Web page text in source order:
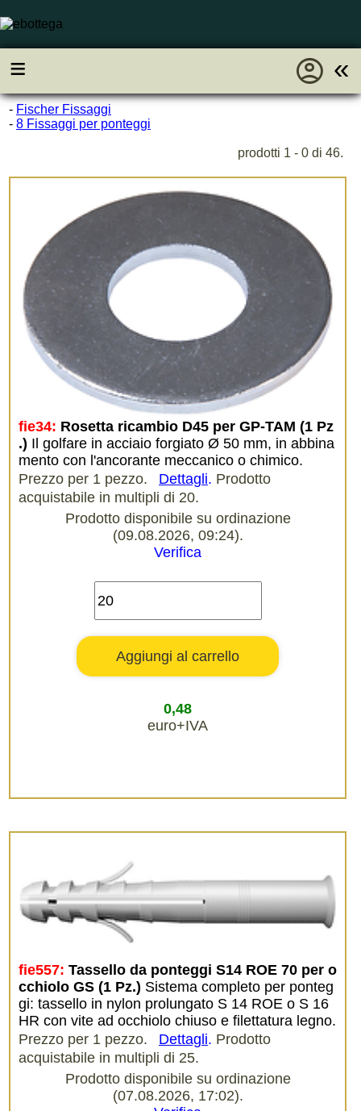
≡ «
account_circle
- Fischer Fissaggi
- 8 Fissaggi per ponteggi
prodotti 1 - 0 di 46.
fie34: Rosetta ricambio D45 per GP-TAM (1 Pz
.) Il golfare in acciaio forgiato Ø 50 mm, in abbina
mento con l'ancorante meccanico o chimico.
Prezzo per 1 pezzo.
Dettagli. Prodotto
acquistabile in multipli di 20.
Prodotto disponibile su ordinazione
(09.08.2026, 09:24).
Verifica
0,48
euro+IVA
fie557: Tassello da ponteggi S14 ROE 70 per o
cchiolo GS (1 Pz.) Sistema completo per ponteg
gi: tassello in nylon prolungato S 14 ROE o S 16
HR con vite ad occhiolo chiuso e filettatura legno.
Prezzo per 1 pezzo.
Dettagli. Prodotto
acquistabile in multipli di 25.
Prodotto disponibile su ordinazione
(07.08.2026, 17:02).